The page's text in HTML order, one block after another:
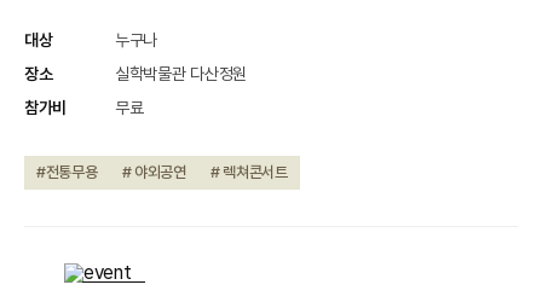
대상
누구나
장소
실학박물관 다산정원
참가비
무료
#전통무용 # 야외공연 # 렉쳐콘서트